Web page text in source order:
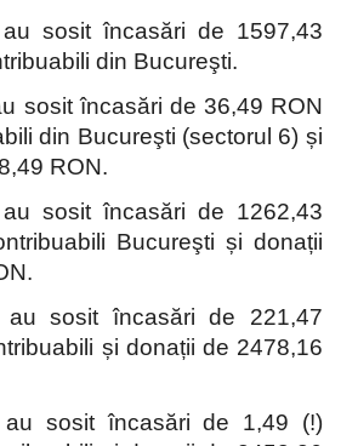
sosit încasări de 1597,43
din Bucureşti.
sosit încasări de 36,49 RON
din Bucureşti (sectorul 6) și
RON.
sosit încasări de 1262,43
Bucureşti și donații
sosit încasări de 221,47
și donații de 2478,16
sosit încasări de 1,49 (!)